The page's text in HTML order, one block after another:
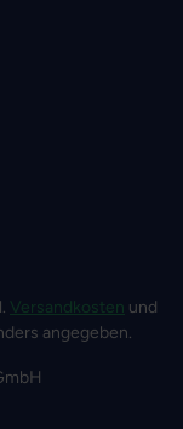
Versandkosten und
angegeben.